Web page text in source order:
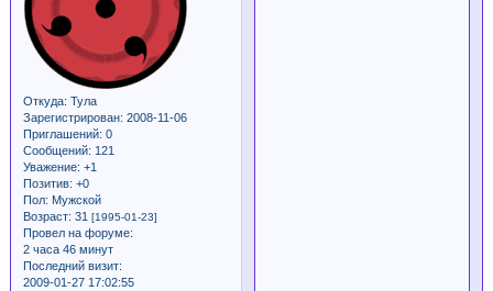
Откуда: Тула
Зарегистрирован: 2008-11-06
Приглашений: 0
Сообщений: 121
Уважение: +1
Позитив: +0
Пол: Мужской
Возраст: 31 [1995-01-23]
Провел на форуме:
2 часа 46 минут
Последний визит:
2009-01-27 17:02:55